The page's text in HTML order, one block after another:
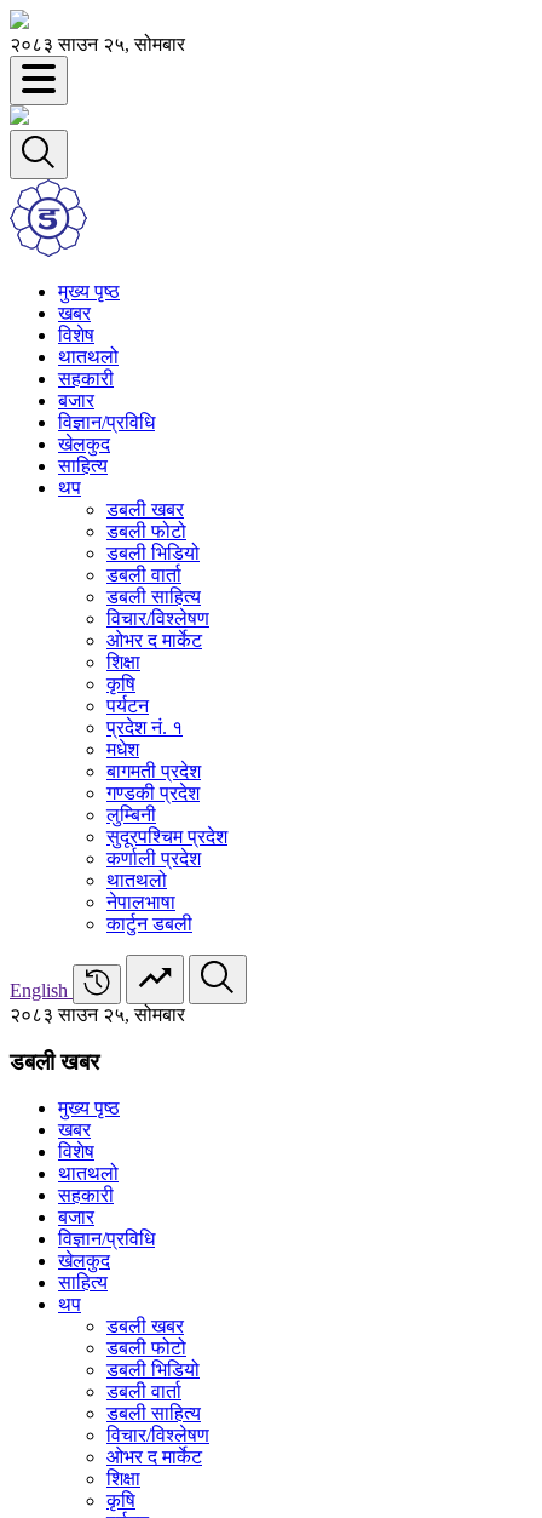
२०८३ साउन २५, सोमबार
मुख्य पृष्ठ
खबर
विशेष
थातथलो
सहकारी
बजार
विज्ञान/प्रविधि
खेलकुद
साहित्य
थप
डबली खबर
डबली फोटो
डबली भिडियो
डबली वार्ता
डबली साहित्य
विचार/विश्‍लेषण
ओभर द मार्केट
शिक्षा
कृषि
पर्यटन
प्रदेश नं. १
मधेश
बागमती प्रदेश
गण्डकी प्रदेश
लुम्बिनी
सुदूरपश्चिम प्रदेश
कर्णाली प्रदेश
थातथलो
नेपालभाषा
कार्टुन डबली
English
२०८३ साउन २५, सोमबार
डबली खबर
मुख्य पृष्ठ
खबर
विशेष
थातथलो
सहकारी
बजार
विज्ञान/प्रविधि
खेलकुद
साहित्य
थप
डबली खबर
डबली फोटो
डबली भिडियो
डबली वार्ता
डबली साहित्य
विचार/विश्‍लेषण
ओभर द मार्केट
शिक्षा
कृषि